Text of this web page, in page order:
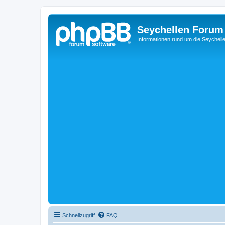
Seychellen Forum
Informationen rund um die
Schnellzugriff FAQ